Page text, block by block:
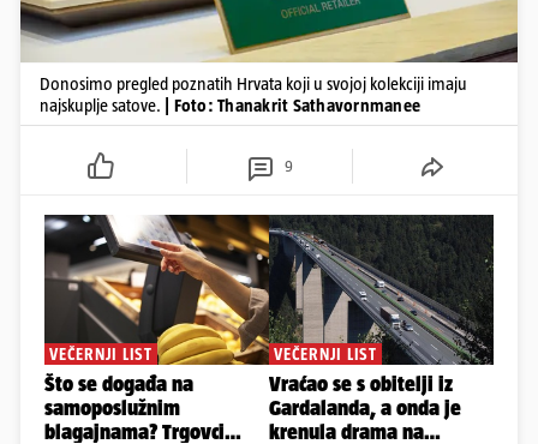
Donosimo pregled poznatih Hrvata koji u svojoj kolekciji imaju
najskuplje satove.
| Foto: Thanakrit Sathavornmanee
9